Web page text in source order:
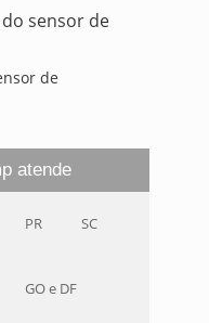
de
atende
PR SC
GO e DF